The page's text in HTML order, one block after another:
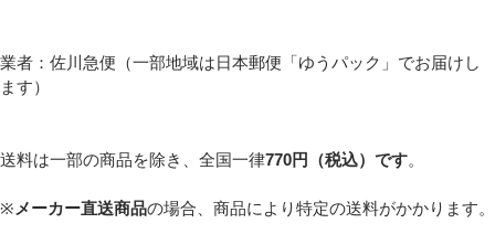
業者：佐川急便（一部地域は日本郵便「ゆうパック」でお届けし
ます）
送料は一部の商品を除き、全国一律770円（税込）です。
※ メーカー直送商品の場合、商品により特定の送料がかかります。